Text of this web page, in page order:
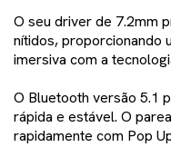
O seu driver de 7.2mm
nítidos, proporcionando
imersiva com a
O Bluetooth versão 5.1
rápida e estável. O
rapidamente com Pop